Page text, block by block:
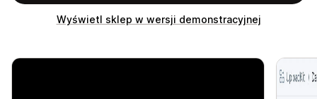
Wyświetl sklep w wersji demonstracyjnej